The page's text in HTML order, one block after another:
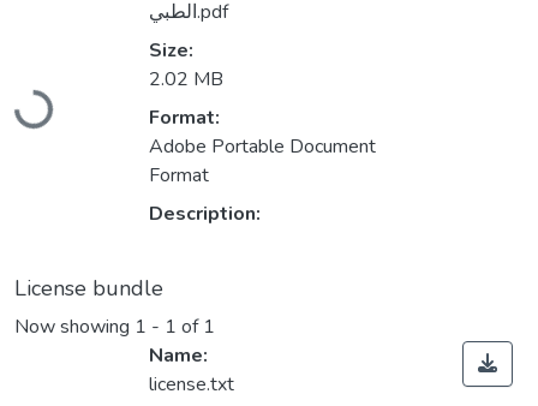
Loading...
الطبي.pdf
Size:
2.02 MB
Format:
Adobe Portable Document
Format
Description:
License bundle
Now showing 1 - 1 of 1
Name:
license.txt